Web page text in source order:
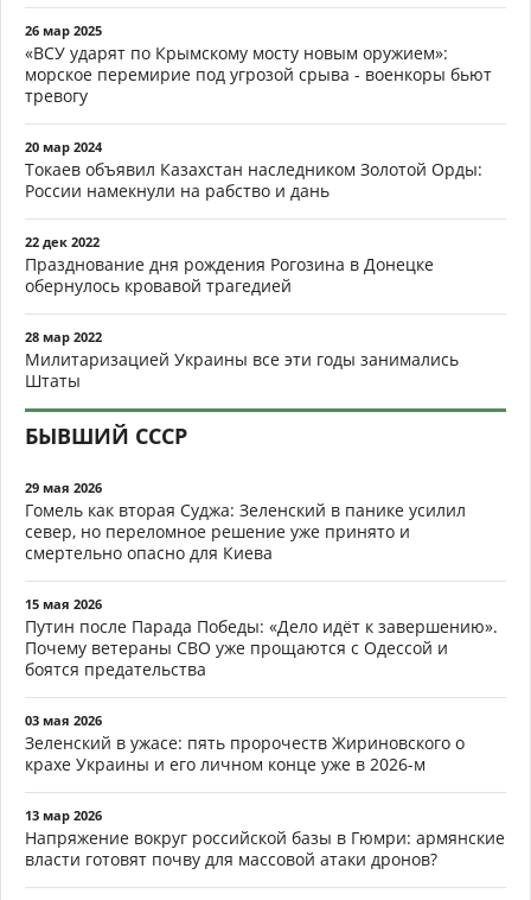
26 мар 2025
«ВСУ ударят по Крымскому мосту новым оружием»:
морское перемирие под угрозой срыва - военкоры бьют
тревогу
20 мар 2024
Токаев объявил Казахстан наследником Золотой Орды:
России намекнули на рабство и дань
22 дек 2022
Празднование дня рождения Рогозина в Донецке
обернулось кровавой трагедией
28 мар 2022
Милитаризацией Украины все эти годы занимались
Штаты
БЫВШИЙ СССР
29 мая 2026
Гомель как вторая Суджа: Зеленский в панике усилил
север, но переломное решение уже принято и
смертельно опасно для Киева
15 мая 2026
Путин после Парада Победы: «Дело идёт к завершению».
Почему ветераны СВО уже прощаются с Одессой и
боятся предательства
03 мая 2026
Зеленский в ужасе: пять пророчеств Жириновского о
крахе Украины и его личном конце уже в 2026-м
13 мар 2026
Напряжение вокруг российской базы в Гюмри: армянские
власти готовят почву для массовой атаки дронов?